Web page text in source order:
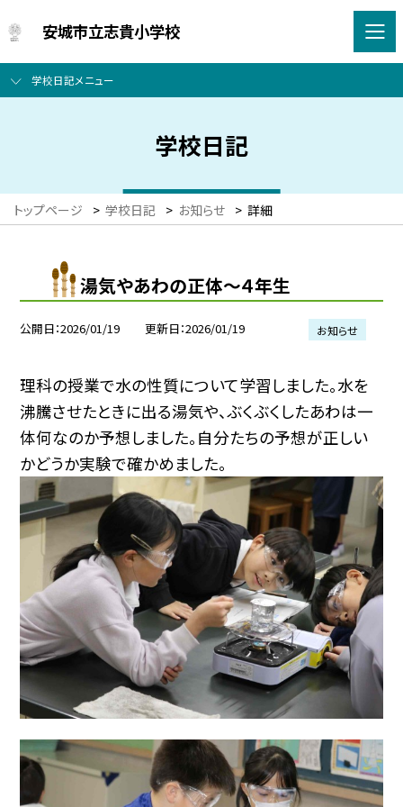
安城市立志貴小学校
学校日記メニュー
学校日記
トップページ > 学校日記 > お知らせ > 詳細
湯気やあわの正体～４年生
公開日 2026/01/19 更新日 2026/01/19 お知らせ
理科の授業で水の性質について学習しました。水を
沸騰させたときに出る湯気や、ぶくぶくしたあわは一
体何なのか予想しました。自分たちの予想が正しい
かどうか実験で確かめました。